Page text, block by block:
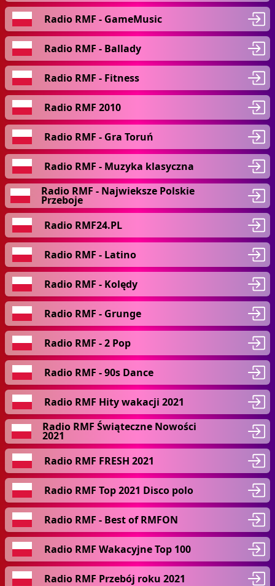
Radio RMF - GameMusic
Radio RMF - Ballady
Radio RMF - Fitness
Radio RMF 2010
Radio RMF - Gra Toruń
Radio RMF - Muzyka klasyczna
Radio RMF - Najwieksze Polskie
Przeboje
Radio RMF24.PL
Radio RMF - Latino
Radio RMF - Kolędy
Radio RMF - Grunge
Radio RMF - 2 Pop
Radio RMF - 90s Dance
Radio RMF Hity wakacji 2021
Radio RMF Świąteczne Nowości
2021
Radio RMF FRESH 2021
Radio RMF Top 2021 Disco polo
Radio RMF - Best of RMFON
Radio RMF Wakacyjne Top 100
Radio RMF Przebój roku 2021